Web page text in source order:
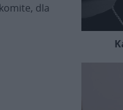
dla